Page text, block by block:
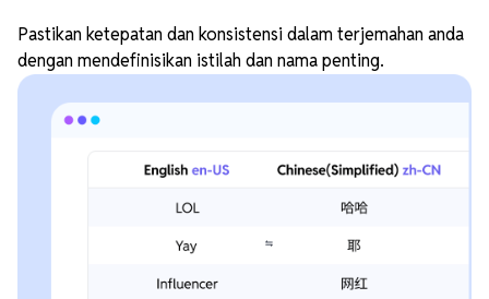
Pastikan ketepatan dan konsistensi dalam terjemahan anda
dengan mendefinisikan istilah dan nama penting.